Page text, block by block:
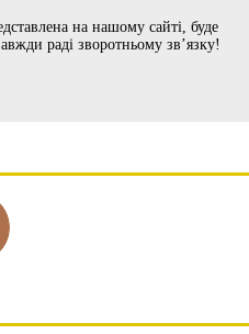
на нашому сайті, буде
раді зворотньому зв’язку!